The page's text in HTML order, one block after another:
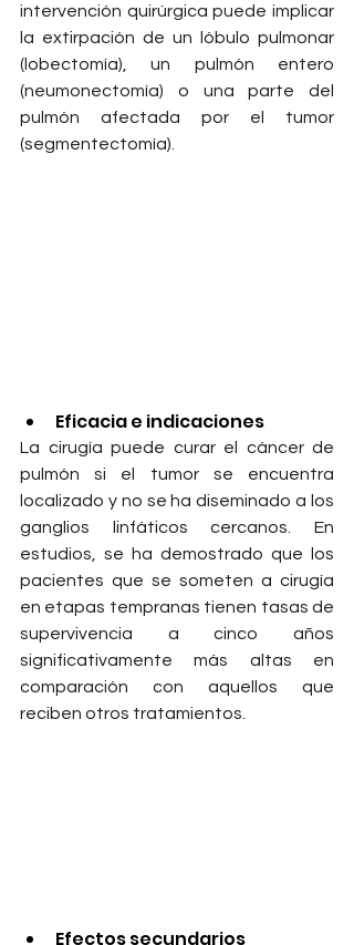
intervención quirúrgica puede implicar
la extirpación de un lóbulo pulmonar
(lobectomía), un pulmón entero
(neumonectomía) o una parte del
pulmón afectada por el tumor
(segmentectomía).
Eficacia e indicaciones
La cirugía puede curar el cáncer de
pulmón si el tumor se encuentra
localizado y no se ha diseminado a los
ganglios linfáticos cercanos. En
estudios, se ha demostrado que los
pacientes que se someten a cirugía
en etapas tempranas tienen tasas de
supervivencia a cinco años
significativamente más altas en
comparación con aquellos que
reciben otros tratamientos.
Efectos secundarios